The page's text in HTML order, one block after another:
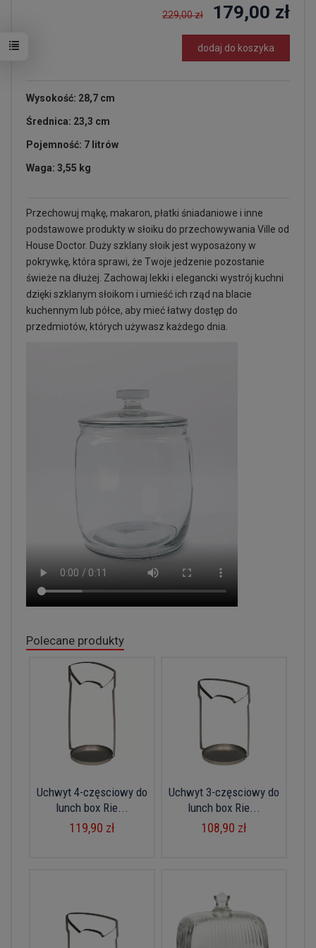
229,00 zł 179,00 zł
dodaj do koszyka
Wysokość: 28,7 cm
Średnica: 23,3 cm
Pojemność: 7 litrów
Waga: 3,55 kg
Przechowuj mąkę, makaron, płatki śniadaniowe i inne
podstawowe produkty w słoiku do przechowywania Ville od
House Doctor. Duży szklany słoik jest wyposażony w
pokrywkę, która sprawi, że Twoje jedzenie pozostanie
świeże na dłużej. Zachowaj lekki i elegancki wystrój kuchni
dzięki szklanym słoikom i umieść ich rząd na blacie
kuchennym lub półce, aby mieć łatwy dostęp do
przedmiotów, których używasz każdego dnia.
Polecane produkty
Uchwyt 4-częsciowy do
lunch box Rie...
119,90 zł
Uchwyt 3-częsciowy do
lunch box Rie...
108,90 zł